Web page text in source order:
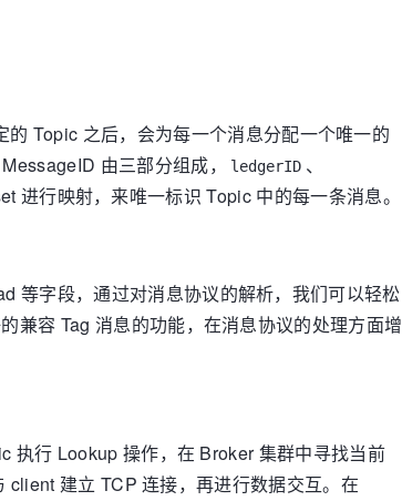
Topic 之后，会为每一个消息分配一个唯一的
由三部分组成，
ledgerID 、
进行映射，来唯一标识 Topic 中的每一条消息。
等字段，通过对消息协议的解析，我们可以轻松
兼容 Tag 消息的功能，在消息协议的处理方面增
执行 Lookup 操作，在 Broker 集群中寻找当前
建立 TCP 连接，再进行数据交互。在